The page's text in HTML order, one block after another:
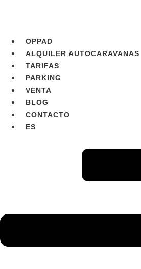
OPPAD
ALQUILER AUTOCARAVANAS
TARIFAS
PARKING
VENTA
BLOG
CONTACTO
ES